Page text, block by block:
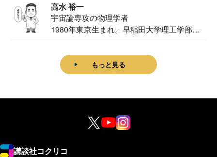
高水 裕一
宇宙論専攻の物理学者
1980年東京生まれ。早稲田大学理工学部物
もっと見る
講談社コクリコ